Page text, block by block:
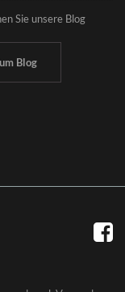
Sie unsere Blog
Blog